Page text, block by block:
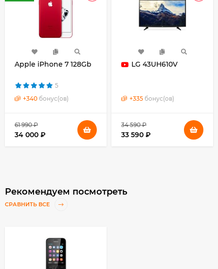
Apple iPhone 7 128Gb
5
+340 бонус(ов)
61 990 ₽
34 000 ₽
LG 43UH610V
+335 бонус(ов)
34 590 ₽
33 590 ₽
Рекомендуем посмотреть
СРАВНИТЬ ВСЕ